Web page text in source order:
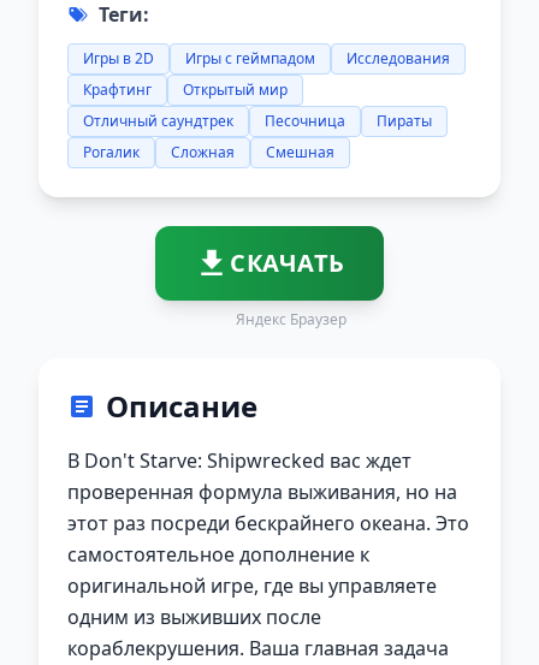
Теги:
Игры в 2D Игры с геймпадом
Исследования
Крафтинг
Открытый мир
Отличный саундтрек
Песочница
Пираты
Рогалик
Сложная Смешная
СКАЧАТЬ
Яндекс Браузер
Описание
В Don't Starve: Shipwrecked вас ждет
проверенная формула выживания, но на
этот раз посреди бескрайнего океана. Это
самостоятельное дополнение к
оригинальной игре, где вы управляете
одним из выживших после
кораблекрушения. Ваша главная задача